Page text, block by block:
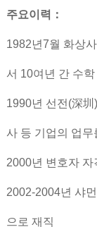
주요이력：
1982년7월 화상
서 10여년 간 수
1990년 선전(深
사 등 기업의 업
2000년 변호자 자
2002-2004년 샤
으로 재직